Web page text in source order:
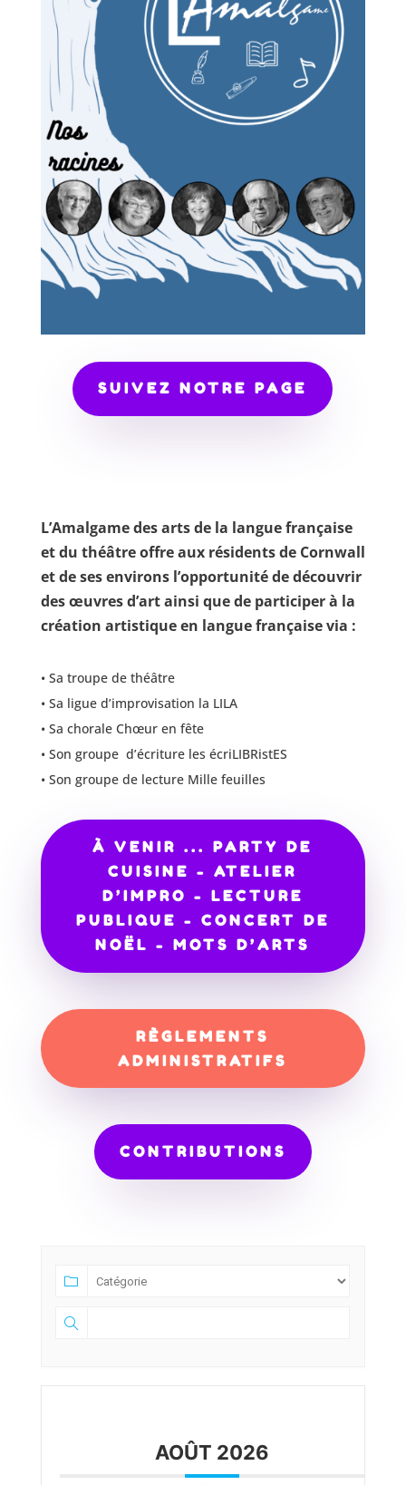
SUIVEZ NOTRE PAGE
L’Amalgame des arts de la langue française
et du théâtre offre aux résidents de Cornwall
et de ses environs l’opportunité de découvrir
des œuvres d’art ainsi que de participer à la
création artistique en langue française via :
• Sa troupe de théâtre
• Sa ligue d’improvisation la LILA
• Sa chorale Chœur en fête
• Son groupe d’écriture les écriLIBRistES
• Son groupe de lecture Mille feuilles
À VENIR ... PARTY DE
CUISINE - ATELIER
D’IMPRO - LECTURE
PUBLIQUE - CONCERT DE
NOËL - MOTS D’ARTS
RÈGLEMENTS
ADMINISTRATIFS
CONTRIBUTIONS
AOÛT 2026